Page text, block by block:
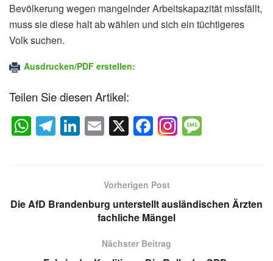
Bevölkerung wegen mangelnder Arbeitskapazität missfällt,
muss sie diese halt ab wählen und sich ein tüchtigeres
Volk suchen.
Ausdrucken/PDF erstellen:
Teilen Sie diesen Artikel:
W
h
A
T
el
a
Li
n
dI
E
m
X F
a
e
b
o
o
g
Vorherigen Post
Die AfD Brandenburg unterstellt ausländischen Ärzten
fachliche Mängel
Nächster Beitrag